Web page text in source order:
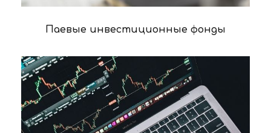
Паевые инвестиционные фонды